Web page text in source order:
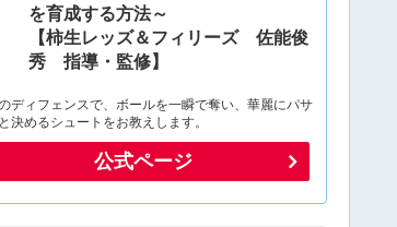
を育成する方法～
【柿生レッズ＆フィリーズ 佐能俊
秀 指導・監修】
ディフェンスで、ボールを一瞬で奪い、華麗にパサ
決めるシュートをお教えします。
公式ページ